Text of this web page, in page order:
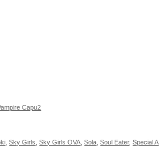
Capu2
,Sky Girls ,Sky Girls OVA ,Sola ,Soul Eater,Special A